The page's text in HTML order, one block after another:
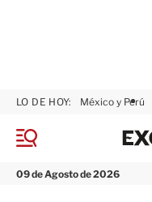
M
n
09 de Agosto de 2026
LO DE HOY: México y Perú